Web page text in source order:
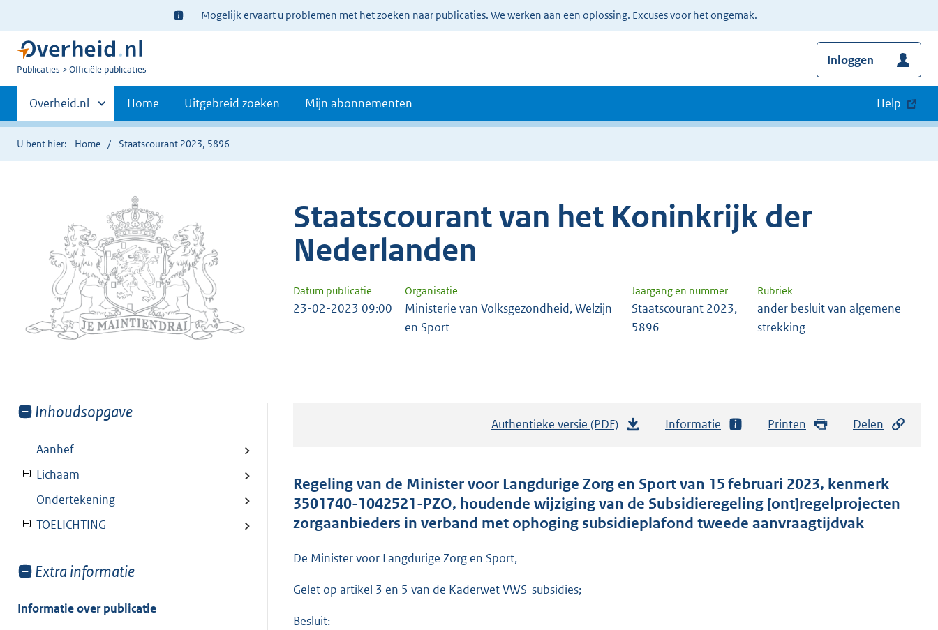
Ter
informatie:
Mogelijk ervaart u problemen met het zoeken naar publicaties. We werken aan een oplossing. Excuses voor het ongemak.
U
Publicaties Officiële publicaties
Inloggen
Primaire
navigatie
Andere
sites
binnen
Overheid.nl Home Uitgebreid zoeken Mijn abonnementen Help
U bent hier: Home Staatscourant 2023, 5896
Staatscourant van het Koninkrijk der
Nederlanden
Datum publicatie Organisatie Jaargang en nummer Rubriek
23-02-2023 09:00
Ministerie van Volksgezondheid, Welzijn
en Sport
Staatscourant 2023,
5896
ander besluit van algemene
strekking
Toon
van:
Inhoudsopgave
Aanhef
Lichaam
Ondertekening
TOELICHTING
Toon
van:
Extra informatie
Informatie over publicatie
Authentieke versie (PDF)
t
a
n
Informatie Printen Delen
Regeling van de Minister voor Langdurige Zorg en Sport van 15 februari 2023, kenmerk
3501740-1042521-PZO, houdende wijziging van de Subsidieregeling [ont]regelprojecten
zorgaanbieders in verband met ophoging subsidieplafond tweede aanvraagtijdvak
De Minister voor Langdurige Zorg en Sport,
Gelet op artikel 3 en 5 van de Kaderwet VWS-subsidies;
Besluit: